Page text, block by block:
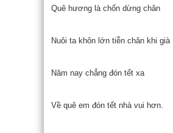
Quê hương là chốn dừng chân
Nuôi ta khôn lớn tiễn chân khi già
Năm nay chẳng đón tết xa
Về quê em đón tết nhà vui hơn.